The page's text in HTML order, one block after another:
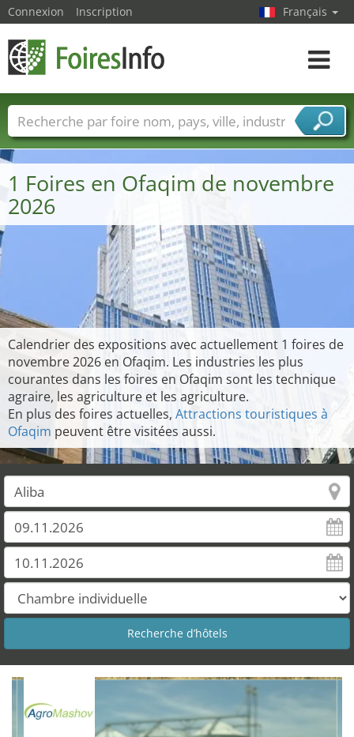
1 Foires en Ofaqim de novembre
2026
Calendrier des expositions avec actuellement 1 foires de
novembre 2026 en Ofaqim. Les industries les plus
courantes dans les foires en Ofaqim sont les technique
agraire, les agriculture et les agriculture.
En plus des foires actuelles, Attractions touristiques à
Ofaqim peuvent être visitées aussi.
Connexion Inscription Français
Toggle
Foire noms Pays Villes
Secteurs de foire
Secteurs du fournisseur de services